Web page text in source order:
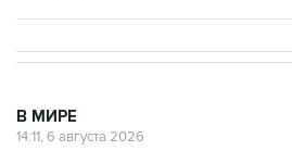
В МИРЕ
14:11, 6 августа 2026